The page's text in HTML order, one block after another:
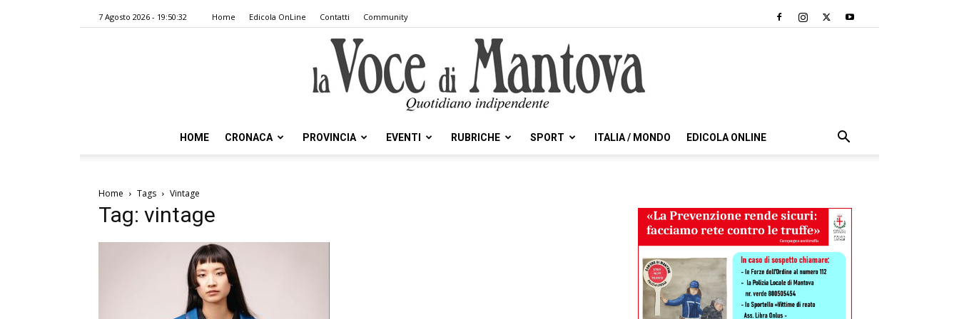
7 Agosto 2026 - 19:50:32 Home Edicola OnLine Contatti Community
HOME CRONACA PROVINCIA EVENTI RUBRICHE SPORT ITALIA / MONDO EDICOLA ONLINE
Home Tags Vintage
Tag: vintage